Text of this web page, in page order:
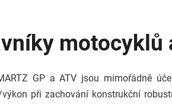
motocyklů
GP a ATV jsou mimořádně
při zachování konstrukční